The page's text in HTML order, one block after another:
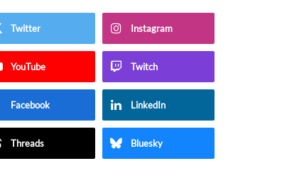
Twitter Instagram
YouTube Twitch
Facebook LinkedIn
Threads Bluesky